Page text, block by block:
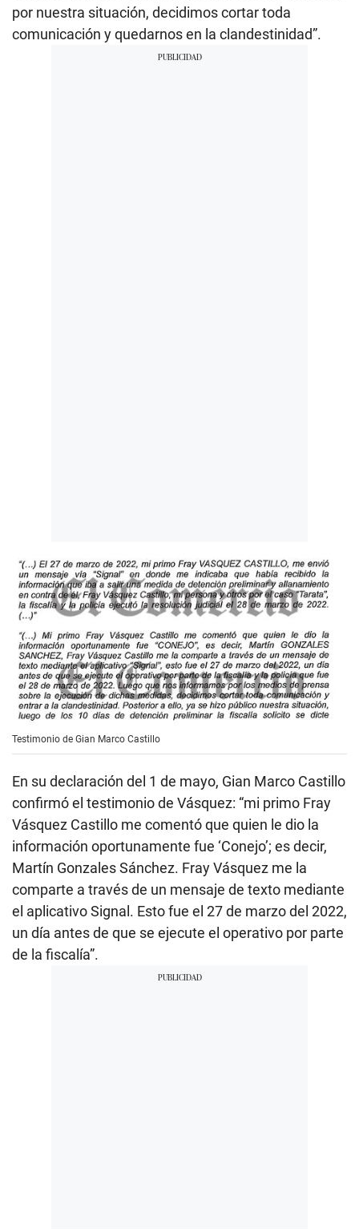
por nuestra situación, decidimos cortar toda
comunicación y quedarnos en la clandestinidad”.
Testimonio de Gian Marco Castillo
En su declaración del 1 de mayo, Gian Marco Castillo
confirmó el testimonio de Vásquez: “mi primo Fray
Vásquez Castillo me comentó que quien le dio la
información oportunamente fue ‘Conejo’; es decir,
Martín Gonzales Sánchez. Fray Vásquez me la
comparte a través de un mensaje de texto mediante
el aplicativo Signal. Esto fue el 27 de marzo del 2022,
un día antes de que se ejecute el operativo por parte
de la fiscalía”.